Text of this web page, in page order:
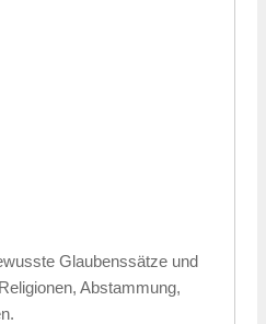
Glaubenssätze und
Abstammung,